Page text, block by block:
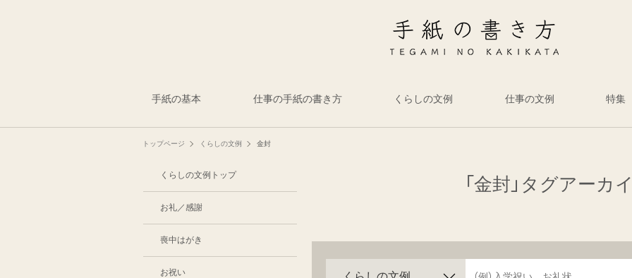
手紙の基本 仕事の手紙の書き方 くらしの文例 仕事の文例 特集
トップページ くらしの文例 金封
「金封」タグアーカ
くらしの文例トップ
お礼／感謝
喪中はがき
お祝い